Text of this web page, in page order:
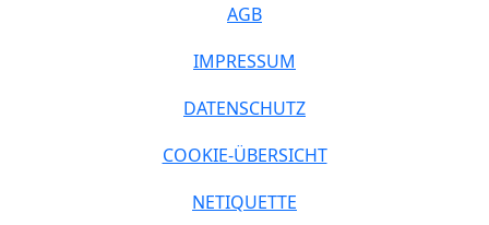
AGB
IMPRESSUM
DATENSCHUTZ
COOKIE-ÜBERSICHT
NETIQUETTE